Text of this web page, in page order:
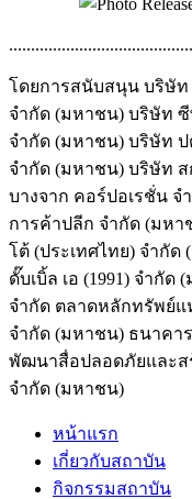
โดยการสนับสนุน บริษัท
จำกัด (มหาชน) บริษัท
จำกัด (มหาชน) บริษัท
จำกัด (มหาชน) บริษัท
บางจาก คอร์ปอเรชั่น
การค้าปลีก จำกัด (มหา
โต้ (ประเทศไทย) จำกั
ดั๊บเบิ้ล เอ (1991) จำกั
จำกัด ตลาดหลักทรัพย์แ
จำกัด (มหาชน) ธนาคา
พัฒนาสื่อปลอดภัยและส
จำกัด (มหาชน)
หน้าแรก
เกี่ยวกับสถาบัน
กิจกรรมสถาบัน